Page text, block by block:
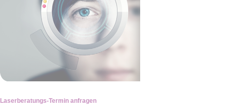
Laserberatungs-Termin anfragen